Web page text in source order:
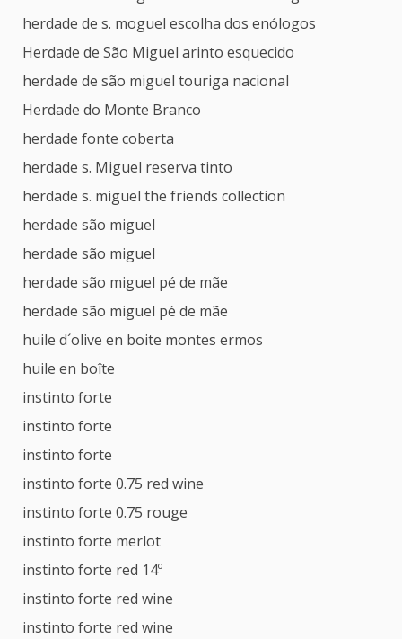
herdade de s. moguel escolha dos enólogos
Herdade de São Miguel arinto esquecido
herdade de são miguel touriga nacional
Herdade do Monte Branco
herdade fonte coberta
herdade s. Miguel reserva tinto
herdade s. miguel the friends collection
herdade são miguel
herdade são miguel
herdade são miguel pé de mãe
herdade são miguel pé de mãe
huile d´olive en boite montes ermos
huile en boîte
instinto forte
instinto forte
instinto forte
instinto forte 0.75 red wine
instinto forte 0.75 rouge
instinto forte merlot
instinto forte red 14º
instinto forte red wine
instinto forte red wine